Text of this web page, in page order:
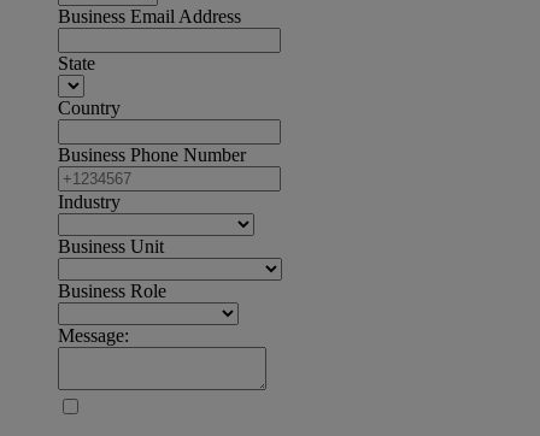
Business Email Address
State
Country
Business Phone Number
Industry
Business Unit
Business Role
Message: